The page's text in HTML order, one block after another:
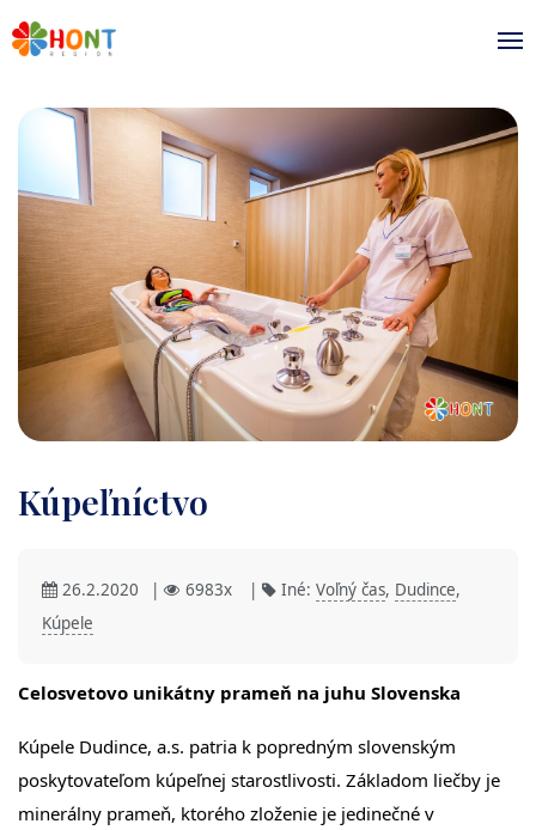
Kúpeľníctvo
26.2.2020 | 6983x | Iné: Voľný čas, Dudince,
Kúpele
Celosvetovo unikátny prameň na juhu Slovenska
Kúpele Dudince, a.s. patria k popredným slovenským
poskytovateľom kúpeľnej starostlivosti. Základom liečby je
minerálny prameň, ktorého zloženie je jedinečné v